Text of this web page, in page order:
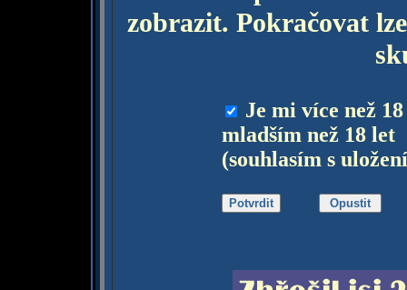
zobrazit. Pokračovat
Je mi více než
mladším než 18 let
(souhlasím s